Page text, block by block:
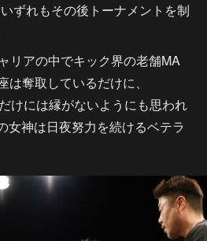
ずれもその後トーナメントを制
リアの中でキック界の老舗MA
奪取しているだけに、
けには縁がないようにも思われ
女神は日夜努力を続けるベテラ